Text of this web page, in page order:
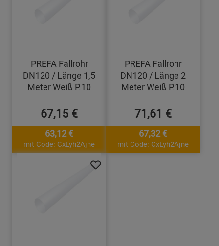
PREFA Fallrohr
DN120 / Länge 1,5
Meter Weiß P.10
67,15 €
63,12 €
mit Code: CxLyh2Ajne
PREFA Fallrohr
DN120 / Länge 2
Meter Weiß P.10
71,61 €
67,32 €
mit Code: CxLyh2Ajne